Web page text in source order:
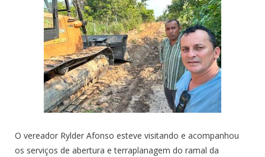
O vereador Rylder Afonso esteve visitando e acompanhou
os serviços de abertura e terraplanagem do ramal da